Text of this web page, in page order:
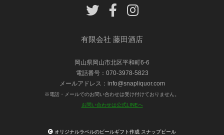
有限会社 藤田酒店
岡山県岡山市北区平和町6-6
電話番号：070-3978-5823
メールアドレス：info@snapliquor.com
※電話・メールでのお問い合わせは受け付けておりません。
お問い合わせは公式LINEへ
オリジナルラベルのビールギフト作成 スナップビール